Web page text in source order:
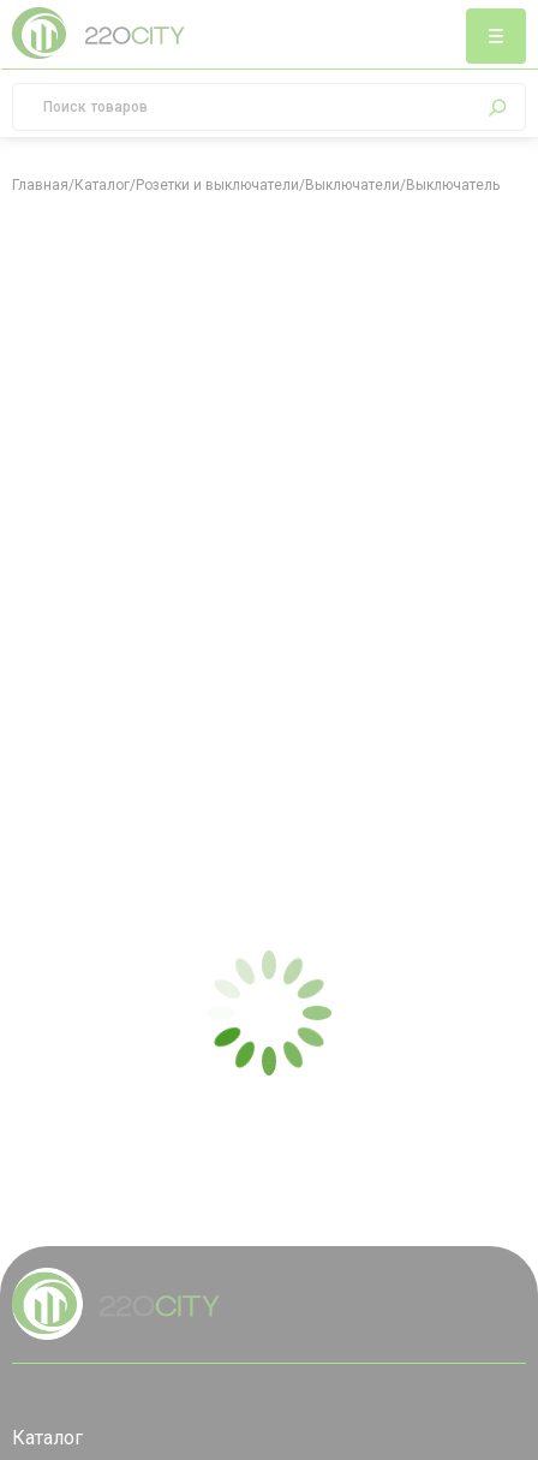
Главная/Каталог/Розетки и выключатели/Выключатели/Выключатель
Каталог